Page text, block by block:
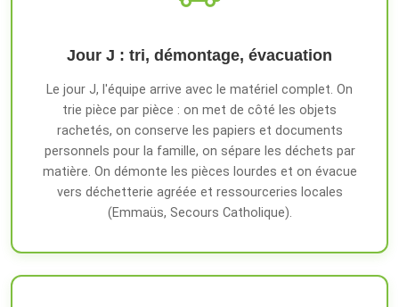
Jour J : tri, démontage, évacuation
Le jour J, l'équipe arrive avec le matériel complet. On
trie pièce par pièce : on met de côté les objets
rachetés, on conserve les papiers et documents
personnels pour la famille, on sépare les déchets par
matière. On démonte les pièces lourdes et on évacue
vers déchetterie agréée et ressourceries locales
(Emmaüs, Secours Catholique).